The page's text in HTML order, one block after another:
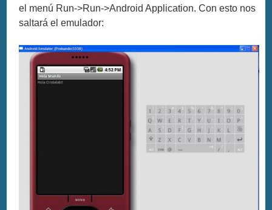
el menú Run->Run->Android Application. Con esto nos
saltará el emulador: